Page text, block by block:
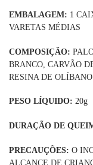
EMBALAGEM: 1
VARETAS MÉDIAS
COMPOSIÇÃO:
BRANCO, CARVÃO
RESINA DE OLÍBANO.
PESO LÍQUIDO: 20g
DURAÇÃO DE
PRECAUÇÕES: O
ALCANCE DE